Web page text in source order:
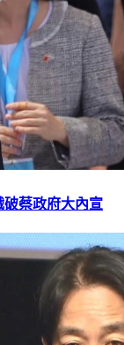
蔡政府大內宣